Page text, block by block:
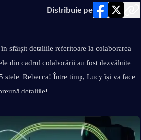
Distribuie pe
sfârșit detaliile referitoare la colaborarea
din cadrul colaborării au fost dezvăluite
stele, Rebecca! Între timp, Lucy își va face
detaliile!